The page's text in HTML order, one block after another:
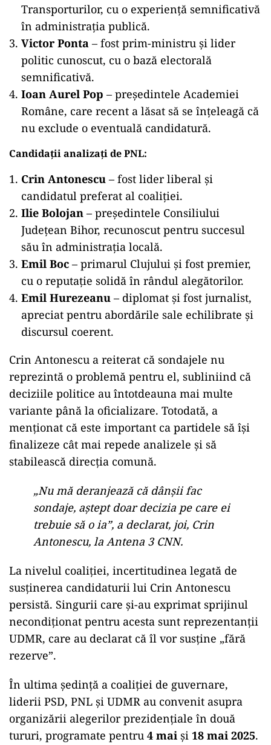
Transporturilor, cu o experiență semnificativă
în administrația publică.
Victor Ponta – fost prim-ministru și lider
politic cunoscut, cu o bază electorală
semnificativă.
Ioan Aurel Pop – președintele Academiei
Române, care recent a lăsat să se înțeleagă că
nu exclude o eventuală candidatură.
Candidații analizați de PNL:
Crin Antonescu – fost lider liberal și
candidatul preferat al coaliției.
Ilie Bolojan – președintele Consiliului
Județean Bihor, recunoscut pentru succesul
său în administrația locală.
Emil Boc – primarul Clujului și fost premier,
cu o reputație solidă în rândul alegătorilor.
Emil Hurezeanu – diplomat și fost jurnalist,
apreciat pentru abordările sale echilibrate și
discursul coerent.
Crin Antonescu a reiterat că sondajele nu
reprezintă o problemă pentru el, subliniind că
deciziile politice au întotdeauna mai multe
variante până la oficializare. Totodată, a
menționat că este important ca partidele să își
finalizeze cât mai repede analizele și să
stabilească direcția comună.
„Nu mă deranjează că dânșii fac
sondaje, aștept doar decizia pe care ei
trebuie să o ia”, a declarat, joi, Crin
Antonescu, la Antena 3 CNN.
La nivelul coaliției, incertitudinea legată de
susținerea candidaturii lui Crin Antonescu
persistă. Singurii care și-au exprimat sprijinul
necondiționat pentru acesta sunt reprezentanții
UDMR, care au declarat că îl vor susține „fără
rezerve”.
În ultima ședință a coaliției de guvernare,
liderii PSD, PNL și UDMR au convenit asupra
organizării alegerilor prezidențiale în două
tururi, programate pentru 4 mai și 18 mai 2025.